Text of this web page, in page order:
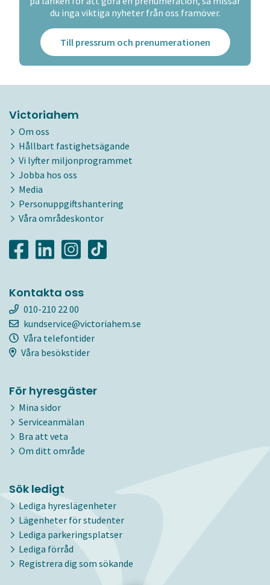
du inga viktiga nyheter från oss framöver.
Till pressrum och prenumerationen
Victoriahem
Om oss
Hållbart fastighetsägande
Vi lyfter miljonprogrammet
Jobba hos oss
Media
Personuppgiftshantering
Våra områdeskontor
Kontakta oss
010-210 22 00
kundservice@victoriahem.se
Våra telefontider
Våra besökstider
För hyresgäster
Mina sidor
Serviceanmälan
Bra att veta
Om ditt område
Sök ledigt
Lediga hyreslägenheter
Lägenheter för studenter
Lediga parkeringsplatser
Lediga förråd
Registrera dig som sökande